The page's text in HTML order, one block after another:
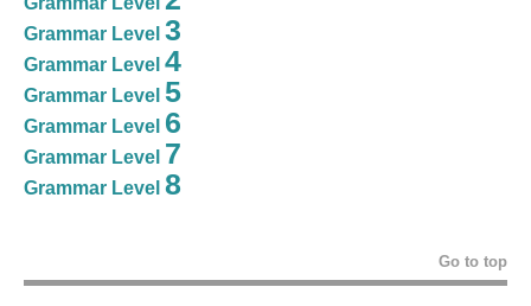
Grammar Level 3
Grammar Level 4
Grammar Level 5
Grammar Level 6
Grammar Level 7
Grammar Level 8
Go to top